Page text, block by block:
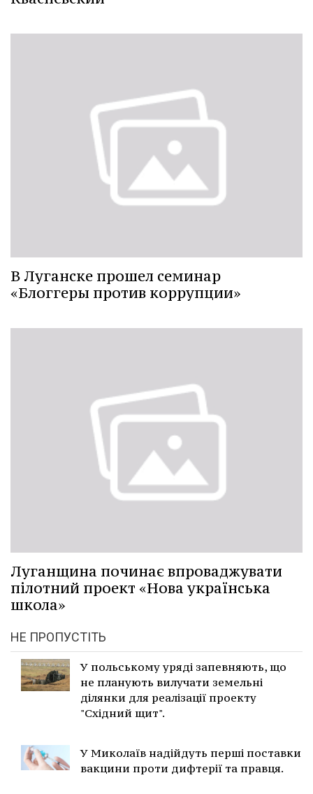
В Луганске прошел семинар
«Блоггеры против коррупции»
Луганщина починає впроваджувати
пілотний проект «Нова українська
школа»
НЕ ПРОПУСТІТЬ
У польському уряді запевняють, що
не планують вилучати земельні
ділянки для реалізації проекту
"Східний щит".
У Миколаїв надійдуть перші поставки
вакцини проти дифтерії та правця.